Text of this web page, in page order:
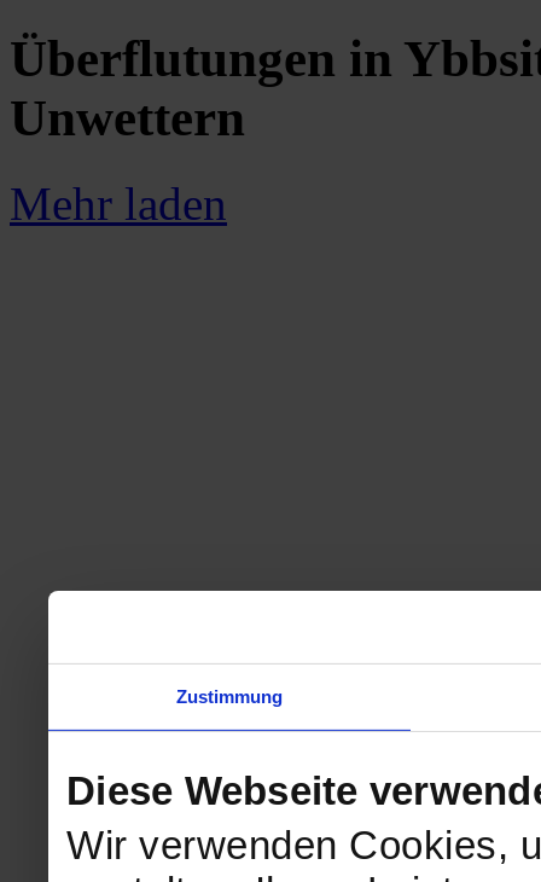
Zustimmung
Diese Webseite
Wir verwenden Cookies,
Überflutungen in
Unwettern
Mehr laden